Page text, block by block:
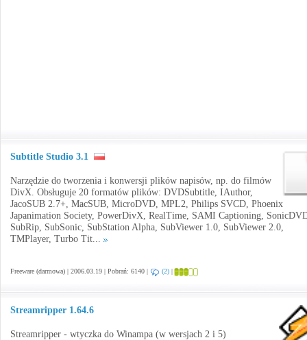
Subtitle Studio 3.1
Narzędzie do tworzenia i konwersji plików napisów, np. do filmów
DivX. Obsługuje 20 formatów plików: DVDSubtitle, IAuthor,
JacoSUB 2.7+, MacSUB, MicroDVD, MPL2, Philips SVCD, Phoenix
Japanimation Society, PowerDivX, RealTime, SAMI Captioning,
SubRip, SubSonic, SubStation Alpha, SubViewer 1.0, SubViewer 2.0,
TMPlayer, Turbo Tit...
Freeware (darmowa) | 2006.03.19 | Pobrań: 6140 | (2) |
Streamripper 1.64.6
Streamripper - wtyczka do Winampa (w wersjach 2 i 5)